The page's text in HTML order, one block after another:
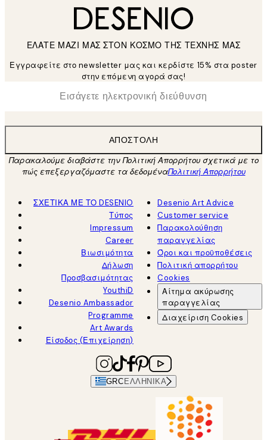
ΕΛΑΤΕ ΜΑΖΙ ΜΑΣ ΣΤΟΝ ΚΟΣΜΟ ΤΗΣ ΤΕΧΝΗΣ ΜΑΣ
Εγγραφείτε στο newsletter μας και κερδίστε 15% στα poster
στην επόμενη αγορά σας!
Ηλεκτρονική Διεύθυνση
ΑΠΟΣΤΟΛΉ
Παρακαλούμε διαβάστε την Πολιτική Απορρήτου σχετικά με το
πώς επεξεργαζόμαστε τα δεδομέναΠολιτική Απορρήτου
ΣΧΕΤΙΚΑ ΜΕ ΤΟ DESENIO
Τύπος
Impressum
Career
Βιωσιμότητα
Δήλωση
Προσβασιμότητας
YouthiD
Desenio Ambassador
Programme
Art Awards
Είσοδος (Επιχείρηση)
Desenio Art Advice
Customer service
Παρακολούθηση
παραγγελίας
Όροι και προϋποθέσεις
Πολιτική απορρήτου
Cookies
Αίτημα ακύρωσης
παραγγελίας
Διαχείριση Cookies
GRC ΕΛΛΗΝΙΚΆ